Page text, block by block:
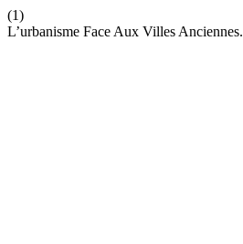
(1)
L’urbanisme Face Aux Villes Anciennes.